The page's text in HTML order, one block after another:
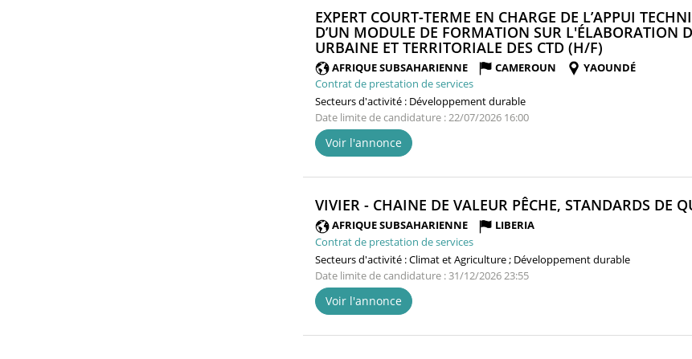
EXPERT COURT-TERME EN CHARGE DE L’APPUI
D’UN MODULE DE FORMATION SUR L'ÉLABORATION
URBAINE ET TERRITORIALE DES CTD (H/F)
FENÊTRE)
AFRIQUE SUBSAHARIENNE CAMEROUN
YAOUNDÉ
Contrat de prestation de services
Secteurs d'activité : Développement durable
Date limite de candidature : 22/07/2026 16:00
Voir l'annonce
VIVIER - CHAINE DE VALEUR PÊCHE, STANDARDS DE
AFRIQUE SUBSAHARIENNE
LIBERIA
Contrat de prestation de services
Secteurs d'activité :Climat et Agriculture ; Développement durable
Date limite de candidature : 31/12/2026 23:55
Voir l'annonce